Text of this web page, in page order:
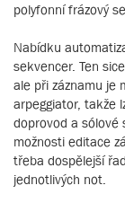
polyfonní frázový
Nabídku
sekvencer. Ten
ale při záznamu je
arpeggiator, takže
doprovod a sólové
možnosti editace
třeba dospělejší
jednotlivých not.